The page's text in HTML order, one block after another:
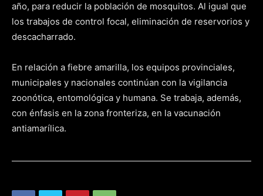
año, para reducir la población de mosquitos. Al igual que
los trabajos de control focal, eliminación de reservorios y
descacharrado.
En relación a fiebre amarilla, los equipos provinciales,
municipales y nacionales continúan con la vigilancia
zoonótica, entomológica y humana. Se trabaja, además,
con énfasis en la zona fronteriza, en la vacunación
antiamarílica.